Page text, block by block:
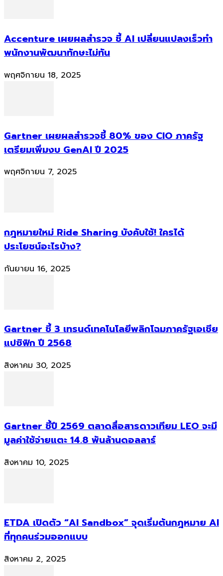
Accenture เผยผลสำรวจ ชี้ AI เปลี่ยนแปลงเร็วทำ
พนักงานพัฒนาทักษะไม่ทัน
พฤศจิกายน 18, 2025
Gartner เผยผลสำรวจชี้ 80% ของ CIO ภาครัฐ
เตรียมเพิ่มงบ GenAI ปี 2025
พฤศจิกายน 7, 2025
กฎหมายใหม่ Ride Sharing บังคับใช้! ใครได้
ประโยชน์อะไรบ้าง?
กันยายน 16, 2025
Gartner ชี้ 3 เทรนด์เทคโนโลยีพลิกโฉมภาครัฐเอเชีย
แปซิฟิก ปี 2568
สิงหาคม 30, 2025
Gartner ชี้ปี 2569 ตลาดสื่อสารดาวเทียม LEO จะมี
มูลค่าใช้จ่ายแตะ 14.8 พันล้านดอลลาร์
สิงหาคม 10, 2025
ETDA เปิดตัว “AI Sandbox” จุดเริ่มต้นกฎหมาย AI
ที่ทุกคนร่วมออกแบบ
สิงหาคม 2, 2025